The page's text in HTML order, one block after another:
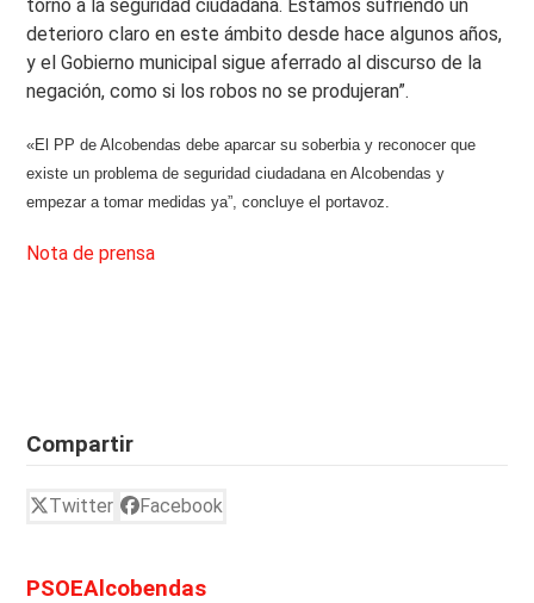
torno a la seguridad ciudadana. Estamos sufriendo un
deterioro claro en este ámbito desde hace algunos años,
y el Gobierno municipal sigue aferrado al discurso de la
negación, como si los robos no se produjeran”.
«El PP de Alcobendas debe aparcar su soberbia y reconocer que
existe un problema de seguridad ciudadana en Alcobendas y
empezar a tomar medidas ya”, concluye el portavoz.
Nota de prensa
Compartir
Twitter Facebook
PSOEAlcobendas